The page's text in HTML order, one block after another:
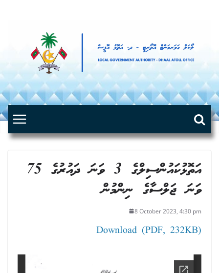
އަތޮޅުކައުންސިލްގެ 3 ވަނަ ދައުރުގެ 75
ވަނަ ޖަލްސާގެ ނިންމުން
8 October 2023, 4:30 pm
Download (PDF, 232KB)